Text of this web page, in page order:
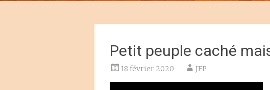
Petit peuple caché
18 février 2020 JFP